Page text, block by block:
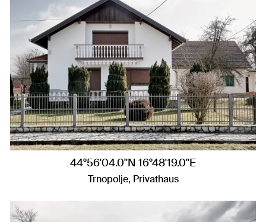
44°56'04.0"N 16°48'19.0"E
Trnopolje, Privathaus